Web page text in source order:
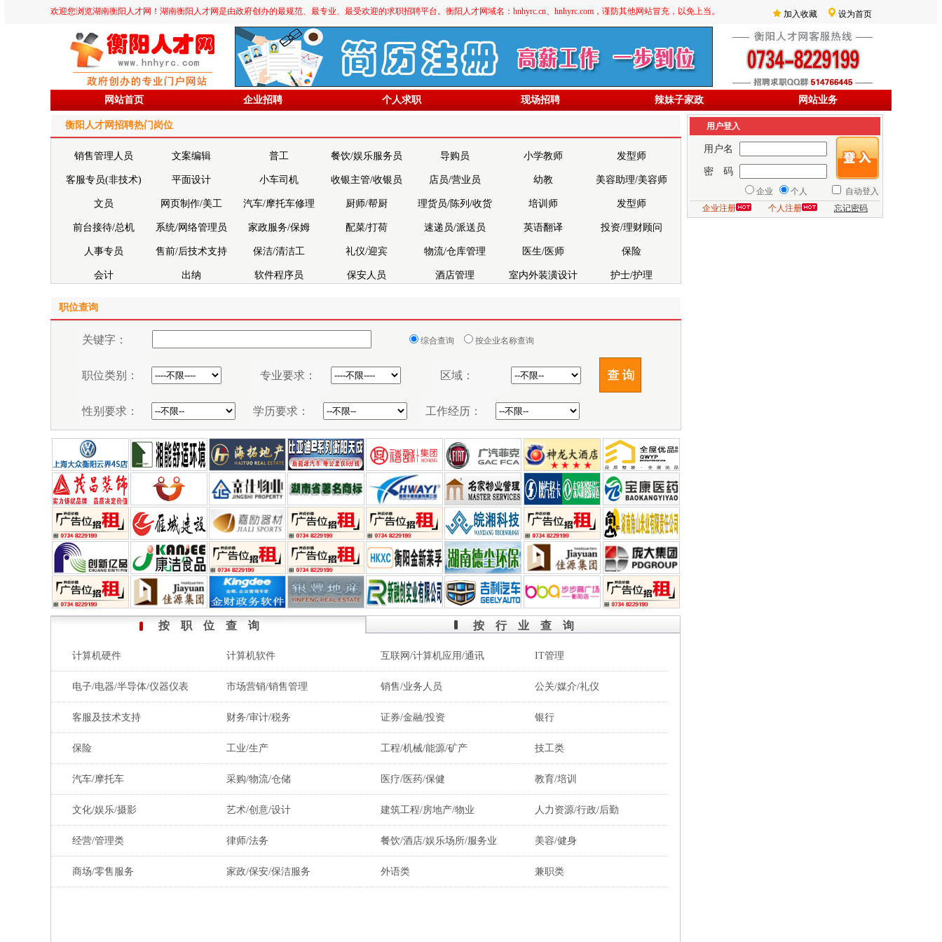
欢迎您浏览湖南衡阳人才网！湖南衡阳人才网是由政府创办的最规范、最专业、最受欢迎的求职招聘平台。衡阳人才网域名：hnhyrc.cn、hnhyrc.com，谨防其他网站冒充，以免上当。 加入收藏 设为首页
网站首页 企业招聘 个人求职 现场招聘 辣妹子家政 网站业务
衡阳人才网招聘热门岗位
销售管理人员 文案编辑 普工 餐饮/娱乐服务员 导购员 小学教师 发型师
客服专员(非技术) 平面设计 小车司机 收银主管/收银员 店员/营业员 幼教 美容助理/美容师
文员 网页制作/美工 汽车/摩托车修理 厨师/帮厨 理货员/陈列/收货 培训师 发型师
前台接待/总机 系统/网络管理员 家政服务/保姆 配菜/打荷 速递员/派送员 英语翻译 投资/理财顾问
人事专员 售前/后技术支持 保洁/清洁工 礼仪/迎宾 物流/仓库管理 医生/医师 保险
会计 出纳 软件程序员 保安人员 酒店管理 室内外装潢设计 护士/护理
按 职 位 查 询 按 行 业 查 询
用户登入
用户名
密 码
企业 个人
自动登入
企业注册
个人注册 忘记密码